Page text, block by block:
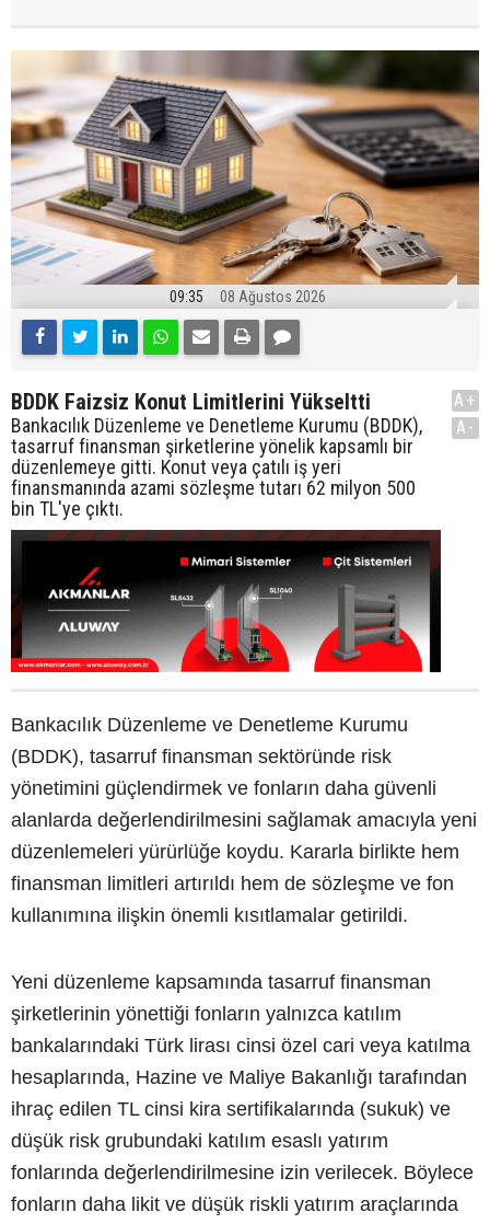
09:35 08 Ağustos 2026
BDDK Faizsiz Konut Limitlerini Yükseltti
Bankacılık Düzenleme ve Denetleme Kurumu (BDDK),
tasarruf finansman şirketlerine yönelik kapsamlı bir
düzenlemeye gitti. Konut veya çatılı iş yeri
finansmanında azami sözleşme tutarı 62 milyon 500
bin TL'ye çıktı.
A+
A-
Bankacılık Düzenleme ve Denetleme Kurumu
(BDDK), tasarruf finansman sektöründe risk
yönetimini güçlendirmek ve fonların daha güvenli
alanlarda değerlendirilmesini sağlamak amacıyla yeni
düzenlemeleri yürürlüğe koydu. Kararla birlikte hem
finansman limitleri artırıldı hem de sözleşme ve fon
kullanımına ilişkin önemli kısıtlamalar getirildi.
Yeni düzenleme kapsamında tasarruf finansman
şirketlerinin yönettiği fonların yalnızca katılım
bankalarındaki Türk lirası cinsi özel cari veya katılma
hesaplarında, Hazine ve Maliye Bakanlığı tarafından
ihraç edilen TL cinsi kira sertifikalarında (sukuk) ve
düşük risk grubundaki katılım esaslı yatırım
fonlarında değerlendirilmesine izin verilecek. Böylece
fonların daha likit ve düşük riskli yatırım araçlarında